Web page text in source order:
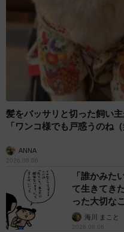
髪をバッサリと切った飼い
「ワンコ様でも戸惑うのね
ANNA
2026.08.06
「誰かみた
て生きてき
った大切な
海川 まこと
2026.08.06